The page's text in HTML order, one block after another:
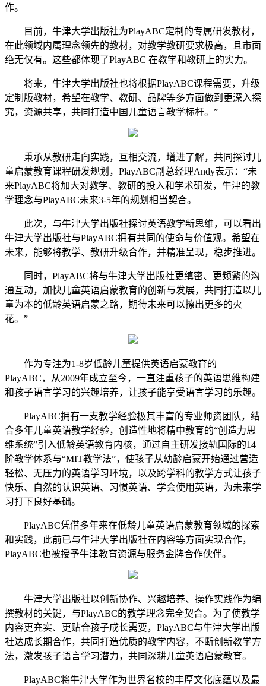
作。
目前，牛津大学出版社为PlayABC定制的专属研发教材，
在此领域内属理念领先的教材，对教学教研要求极高，且市面
绝无仅有。这些都体现了PlayABC 在教学和教研上的实力。
将来，牛津大学出版社也将根据PlayABC课程需要，升级
定制版教材，希望在教学、教研、品牌等多方面做到更深入探
究，资源共享，共同打造中国儿童语言教学标杆。”
秉承从教研走向实践，互相交流，增进了解，共同探讨儿
童启蒙教育课程研发规划，PlayABC副总经理Andy表示：“未
来PlayABC将加大对教学、教研的投入和学术研发，牛津的教
学理念与PlayABC未来3-5年的规划相当契合。
此次，与牛津大学出版社探讨英语教学新思维，可以看出
牛津大学出版社与PlayABC拥有共同的使命与价值观。希望在
未来，能够将教学、教研升级合作，并精准呈现，稳步推进。
同时，PlayABC将与牛津大学出版社更缜密、更频繁的沟
通互动，加快儿童‎英语‎启蒙教‎育‎的创‎新‎与‎发展，共‎同‎打造以儿
童为本的低‎龄‎英语启‎蒙‎之路，期待未来可以擦‎出‎更‎多的火
花。”
作为专注为1-8岁低龄儿童提供英语启蒙教育的
PlayABC，从2009年成立至今，一直注重孩子的英语思维构建
和孩子语言学习的兴趣培养，让孩子能享受语言学习的乐趣。
PlayABC拥有一支教学经验极其丰富的专业师资团队，结
合多年儿童英语教学经验，创造性地将精中教育的“创造力思
维系统”引入低龄英语教育内核，通过自主研发接轨国际的14
阶教学体系与“MIT教学法”，使孩子从幼龄启蒙开始通过营造
轻松、无压力的英语学习环境，以及跨学科的教学方式让孩子
快乐、自然的认识英语、习惯英语、学会使用英语，为未来学
习打下良好基础。
PlayABC凭借多年来在低龄儿童英语启蒙教育领域的探索
和实践，此前已与牛津大学出版社在内容等方面实现合作，
PlayABC也被授予牛津教育资源与服务金牌合作伙伴。
牛津大学出版社以创新协作、兴趣培养、操作实践作为编
撰教材的关键，与PlayABC的教学理念完全契合。为了使教学
内容更充实、更贴合孩子成长需要，PlayABC与牛津大学出版
社达成长期合作，共同打造优质的教学内容，不断创新教学方
法，激发孩子语言学习潜力，共同深耕儿童英语启蒙教育。
PlayABC将牛津大学作为世界名校的丰厚文化底蕴以及最